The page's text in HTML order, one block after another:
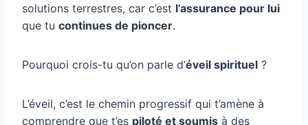
solutions terrestres, car c’est l’assurance pour lui
que tu continues de pioncer.
Pourquoi crois-tu qu’on parle d’éveil spirituel ?
L’éveil, c’est le chemin progressif qui t’amène à
comprendre que t’es piloté et soumis à des